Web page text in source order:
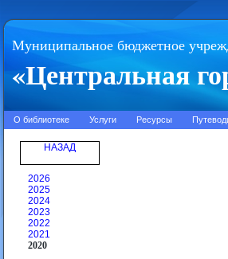
Муниципальное бюджетное
«Центральная
О библиотеке Услуги Ресурсы
НАЗАД
2026
2025
2024
2023
2022
2021
2020